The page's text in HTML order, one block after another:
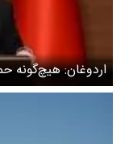
اردوغان: هیچ‌گونه